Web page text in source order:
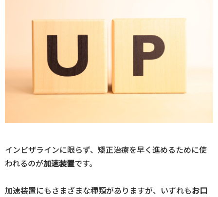
インビザラインに限らず、矯正治療を早く進めるために使
われるのが加速装置です。
加速装置にもさまざまな種類がありますが、いずれもお口